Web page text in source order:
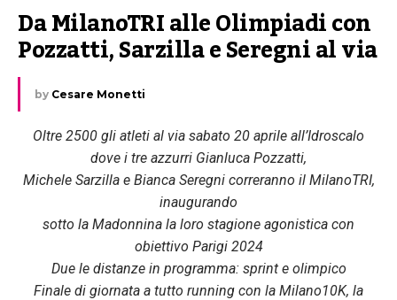
Da MilanoTRI alle Olimpiadi con
Pozzatti, Sarzilla e Seregni al via
by Cesare Monetti
Oltre 2500 gli atleti al via sabato 20 aprile all’Idroscalo
dove i tre azzurri Gianluca Pozzatti,
Michele Sarzilla e Bianca Seregni correranno il MilanoTRI,
inaugurando
sotto la Madonnina la loro stagione agonistica con
obiettivo Parigi 2024
Due le distanze in programma: sprint e olimpico
Finale di giornata a tutto running con la Milano10K, la